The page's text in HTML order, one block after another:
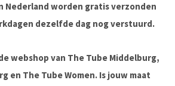
Nederland worden gratis verzonden
dezelfde dag nog verstuurd.
webshop van The Tube Middelburg,
en The Tube Women. Is jouw maat